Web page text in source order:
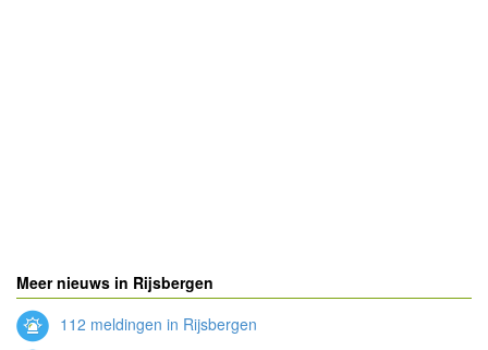
Meer nieuws in Rijsbergen
112 meldingen in Rijsbergen